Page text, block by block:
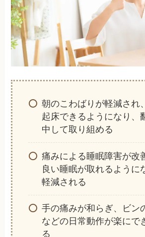
朝のこわばりが軽減され
起床できるようになり、
中して取り組める
痛みによる睡眠障害が改
良い睡眠が取れるように
軽減される
手の痛みが和らぎ、ビン
などの日常動作が楽にで
る